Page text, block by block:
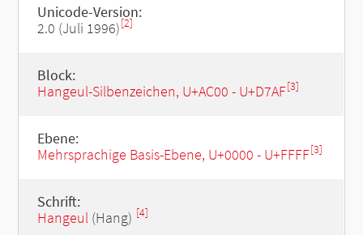
Unicode-Version:
2.0 (Juli 1996)[2]
Block:
Hangeul-Silbenzeichen, U+AC00 - U+D7AF[3]
Ebene:
Mehrsprachige Basis-Ebene, U+0000 - U+FFFF[3]
Schrift:
Hangeul(Hang) [4]